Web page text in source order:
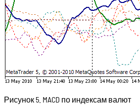
Рисунок 5. MACD по индексам валют